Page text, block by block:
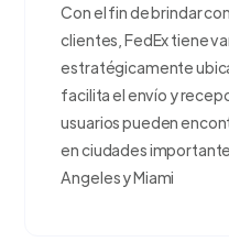
Con el fin de brindar
clientes, FedEx tiene
estratégicamente
facilita el envío y
usuarios pueden
en ciudades
Angeles y Miami